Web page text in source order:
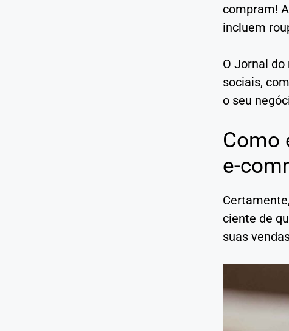
compram!
incluem
O Jornal
sociais,
o seu
Como
e-
ciente de
suas